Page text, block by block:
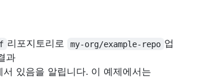
리포지토리로 my-org/example-repo 업
과
서 있음을 알립니다. 이 예제에서는